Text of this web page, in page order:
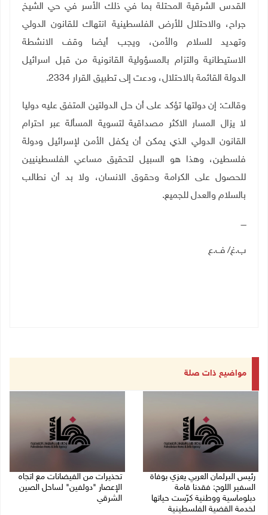
القدس الشرقية المحتلة بما في ذلك الأسر في حي الشيخ
جراح، والاحتلال للأرض الفلسطينية انتهاك للقانون الدولي
وتهديد للسلام والأمن، ويجب أيضا وقف الانشطة
الاستيطانية والتزام بالمسؤولية القانونية من قبل اسرائيل
الدولة القائمة بالاحتلال، ودعت إلى تطبيق القرار 2334
.
وقالت: إن دولتها تؤكد على أن حل الدولتين المتفق عليه دوليا
لا يزال المسار الاكثر مصداقية لتسوية المسألة عبر احترام
القانون الدولي الذي يمكن أن يكفل الأمن لإسرائيل ودولة
فلسطين، وهذا هو السبيل لتحقيق مساعي الفلسطينيين
للحصول على الكرامة وحقوق الانسان، ولا بد أن نطالب
بالسلام والعدل للجميع.
ــــ
ب.غ/ ف.ع
مواضيع ذات صلة
رئيس البرلمان العربي يعزي بوفاة
السفير اللوح: فقدنا قامة
دبلوماسية ووطنية كرّست حياتها
لخدمة القضية الفلسطينية
تحذيرات من الفيضانات مع اتجاه
الإعصار "دولفين" لساحل الصين
الشرقي